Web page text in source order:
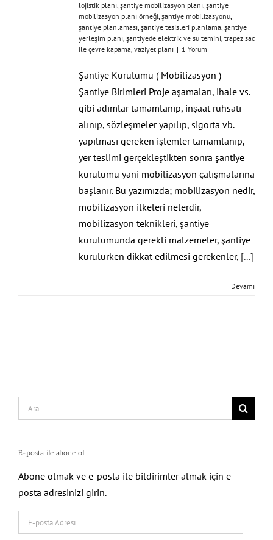
lojistik planı, şantiye mobilizasyon planı, şantiye
mobilizasyon planı örneği, şantiye mobilizasyonu,
şantiye planlaması, şantiye tesisleri planlama, şantiye
yerleşim planı, şantiyede elektrik ve su temini, trapez sac
ile çevre kapama, vaziyet planı | 1 Yorum
Şantiye Kurulumu ( Mobilizasyon ) –
Şantiye Birimleri Proje aşamaları, ihale vs.
gibi adımlar tamamlanıp, inşaat ruhsatı
alınıp, sözleşmeler yapılıp, sigorta vb.
yapılması gereken işlemler tamamlanıp,
yer teslimi gerçekleştikten sonra şantiye
kurulumu yani mobilizasyon çalışmalarına
başlanır. Bu yazımızda; mobilizasyon nedir,
mobilizasyon ilkeleri nelerdir,
mobilizasyon teknikleri, şantiye
kurulumunda gerekli malzemeler, şantiye
kurulurken dikkat edilmesi gerekenler, [...]
Devamı
Search
for:
E-posta ile abone ol
Abone olmak ve e-posta ile bildirimler almak için e-
posta adresinizi girin.
posta